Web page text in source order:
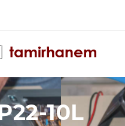
10L